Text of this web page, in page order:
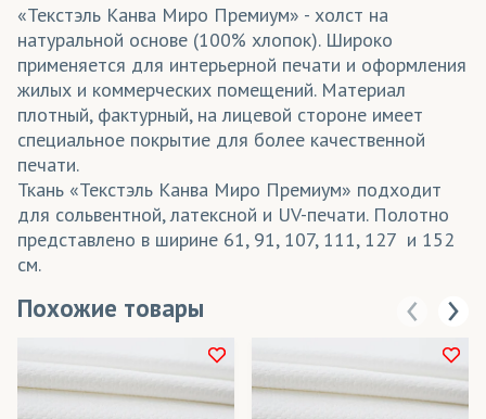
«Текстэль Канва Миро Премиум» - холст на
натуральной основе (100% хлопок). Широко
применяется для интерьерной печати и оформления
жилых и коммерческих помещений. Материал
плотный, фактурный, на лицевой стороне имеет
специальное покрытие для более качественной
печати.
Ткань «Текстэль Канва Миро Премиум» подходит
для сольвентной, латексной и UV-печати. Полотно
представлено в ширине 61, 91, 107, 111, 127 и 152
см.
Похожие товары